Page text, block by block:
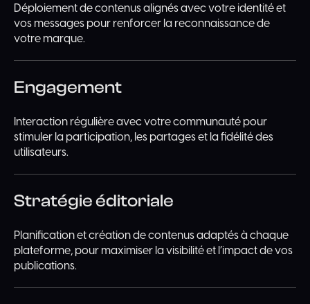
Déploiement de contenus alignés avec votre identité et
vos messages pour renforcer la reconnaissance de
votre marque.
Engagement
Interaction régulière avec votre communauté pour
stimuler la participation, les partages et la fidélité des
utilisateurs.
Stratégie éditoriale
Planification et création de contenus adaptés à chaque
plateforme, pour maximiser la visibilité et l’impact de vos
publications.